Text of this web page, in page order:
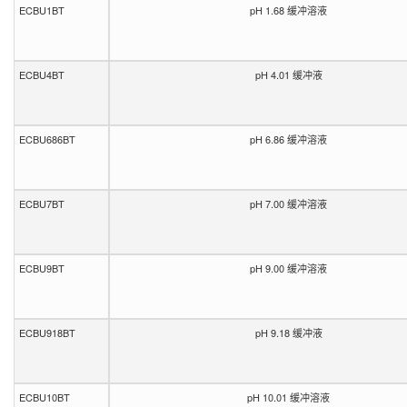
ECBU1BT pH 1.68 缓冲溶液
ECBU4BT pH 4.01 缓冲液
ECBU686BT pH 6.86 缓冲溶液
ECBU7BT pH 7.00 缓冲溶液
ECBU9BT pH 9.00 缓冲溶液
ECBU918BT pH 9.18 缓冲液
ECBU10BT pH 10.01 缓冲溶液